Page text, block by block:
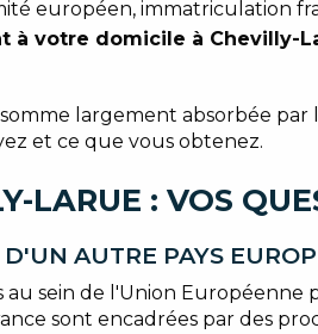
européen, immatriculation
à votre domicile à Chevilly-
largement absorbée par
et ce que vous obtenez.
LARUE : VOS
AUTRE PAYS
sein de l'Union
sont encadrées par des